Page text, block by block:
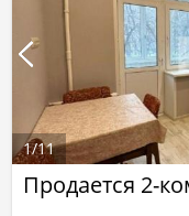
Продается 2-
1/11